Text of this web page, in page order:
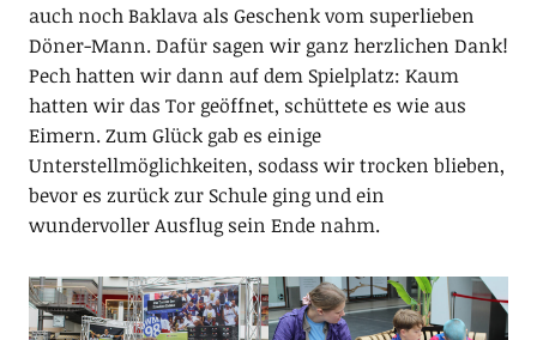
auch noch Baklava als Geschenk vom superlieben
Döner-Mann. Dafür sagen wir ganz herzlichen Dank!
Pech hatten wir dann auf dem Spielplatz: Kaum
hatten wir das Tor geöffnet, schüttete es wie aus
Eimern. Zum Glück gab es einige
Unterstellmöglichkeiten, sodass wir trocken blieben,
bevor es zurück zur Schule ging und ein
wundervoller Ausflug sein Ende nahm.